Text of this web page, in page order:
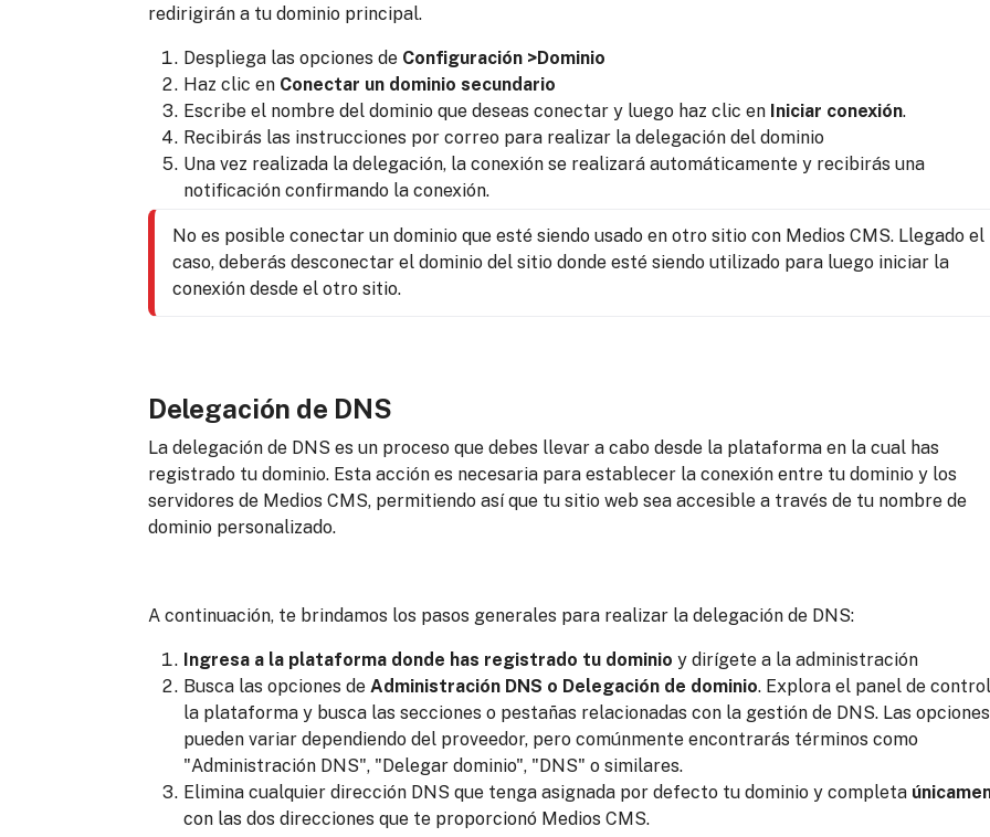
redirigirán a tu dominio principal.
Despliega las opciones de Configuración >Dominio
Haz clic en Conectar un dominio secundario
Escribe el nombre del dominio que deseas conectar y luego haz clic en Iniciar conexión.
Recibirás las instrucciones por correo para realizar la delegación del dominio
Una vez realizada la delegación, la conexión se realizará automáticamente y recibirás una
notificación confirmando la conexión.
No es posible conectar un dominio que esté siendo usado en otro sitio con Medios CMS. Llegado el
caso, deberás desconectar el dominio del sitio donde esté siendo utilizado para luego iniciar la
conexión desde el otro sitio.
Delegación de DNS
La delegación de DNS es un proceso que debes llevar a cabo desde la plataforma en la cual has
registrado tu dominio. Esta acción es necesaria para establecer la conexión entre tu dominio y los
servidores de Medios CMS, permitiendo así que tu sitio web sea accesible a través de tu nombre de
dominio personalizado.
A continuación, te brindamos los pasos generales para realizar la delegación de DNS:
Ingresa a la plataforma donde has registrado tu dominio y dirígete a la administración
Busca las opciones de Administración DNS o Delegación de dominio. Explora el panel de
la plataforma y busca las secciones o pestañas relacionadas con la gestión de DNS. Las opciones
pueden variar dependiendo del proveedor, pero comúnmente encontrarás términos como
"Administración DNS", "Delegar dominio", "DNS" o similares.
Elimina cualquier dirección DNS que tenga asignada por defecto tu dominio y completa
con las dos direcciones que te proporcionó Medios CMS.